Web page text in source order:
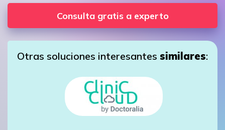
Consulta gratis a experto
Otras soluciones interesantes similares: